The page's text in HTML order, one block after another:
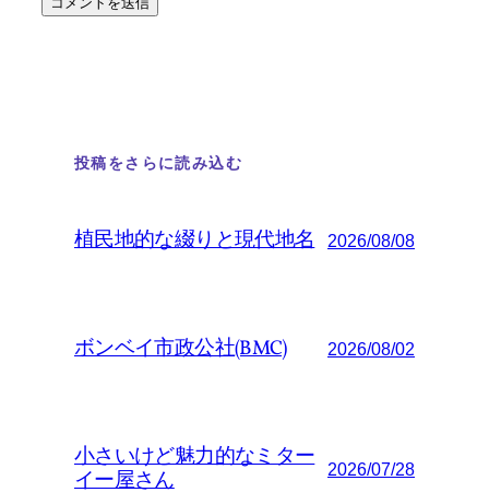
投稿をさらに読み込む
植民地的な綴りと現代地名 2026/08/08
ボンベイ市政公社(BMC) 2026/08/02
小さいけど魅力的なミター
イー屋さん
2026/07/28